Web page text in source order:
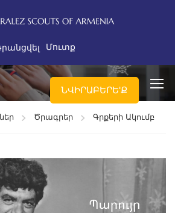
Մուտք
ՆՎԻՐԱԲԵՐԵ'Ք
Ծրագրեր Գրքերի Ակումբ